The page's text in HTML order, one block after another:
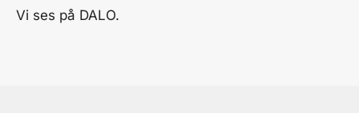
Vi ses på DALO.